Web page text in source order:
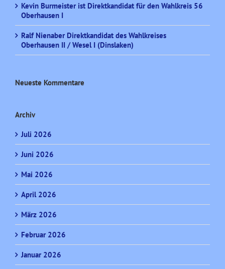
Kevin Burmeister ist Direktkandidat für den Wahlkreis 56
Oberhausen I
Ralf Nienaber Direktkandidat des Wahlkreises
Oberhausen II / Wesel I (Dinslaken)
Neueste Kommentare
Archiv
Juli 2026
Juni 2026
Mai 2026
April 2026
März 2026
Februar 2026
Januar 2026